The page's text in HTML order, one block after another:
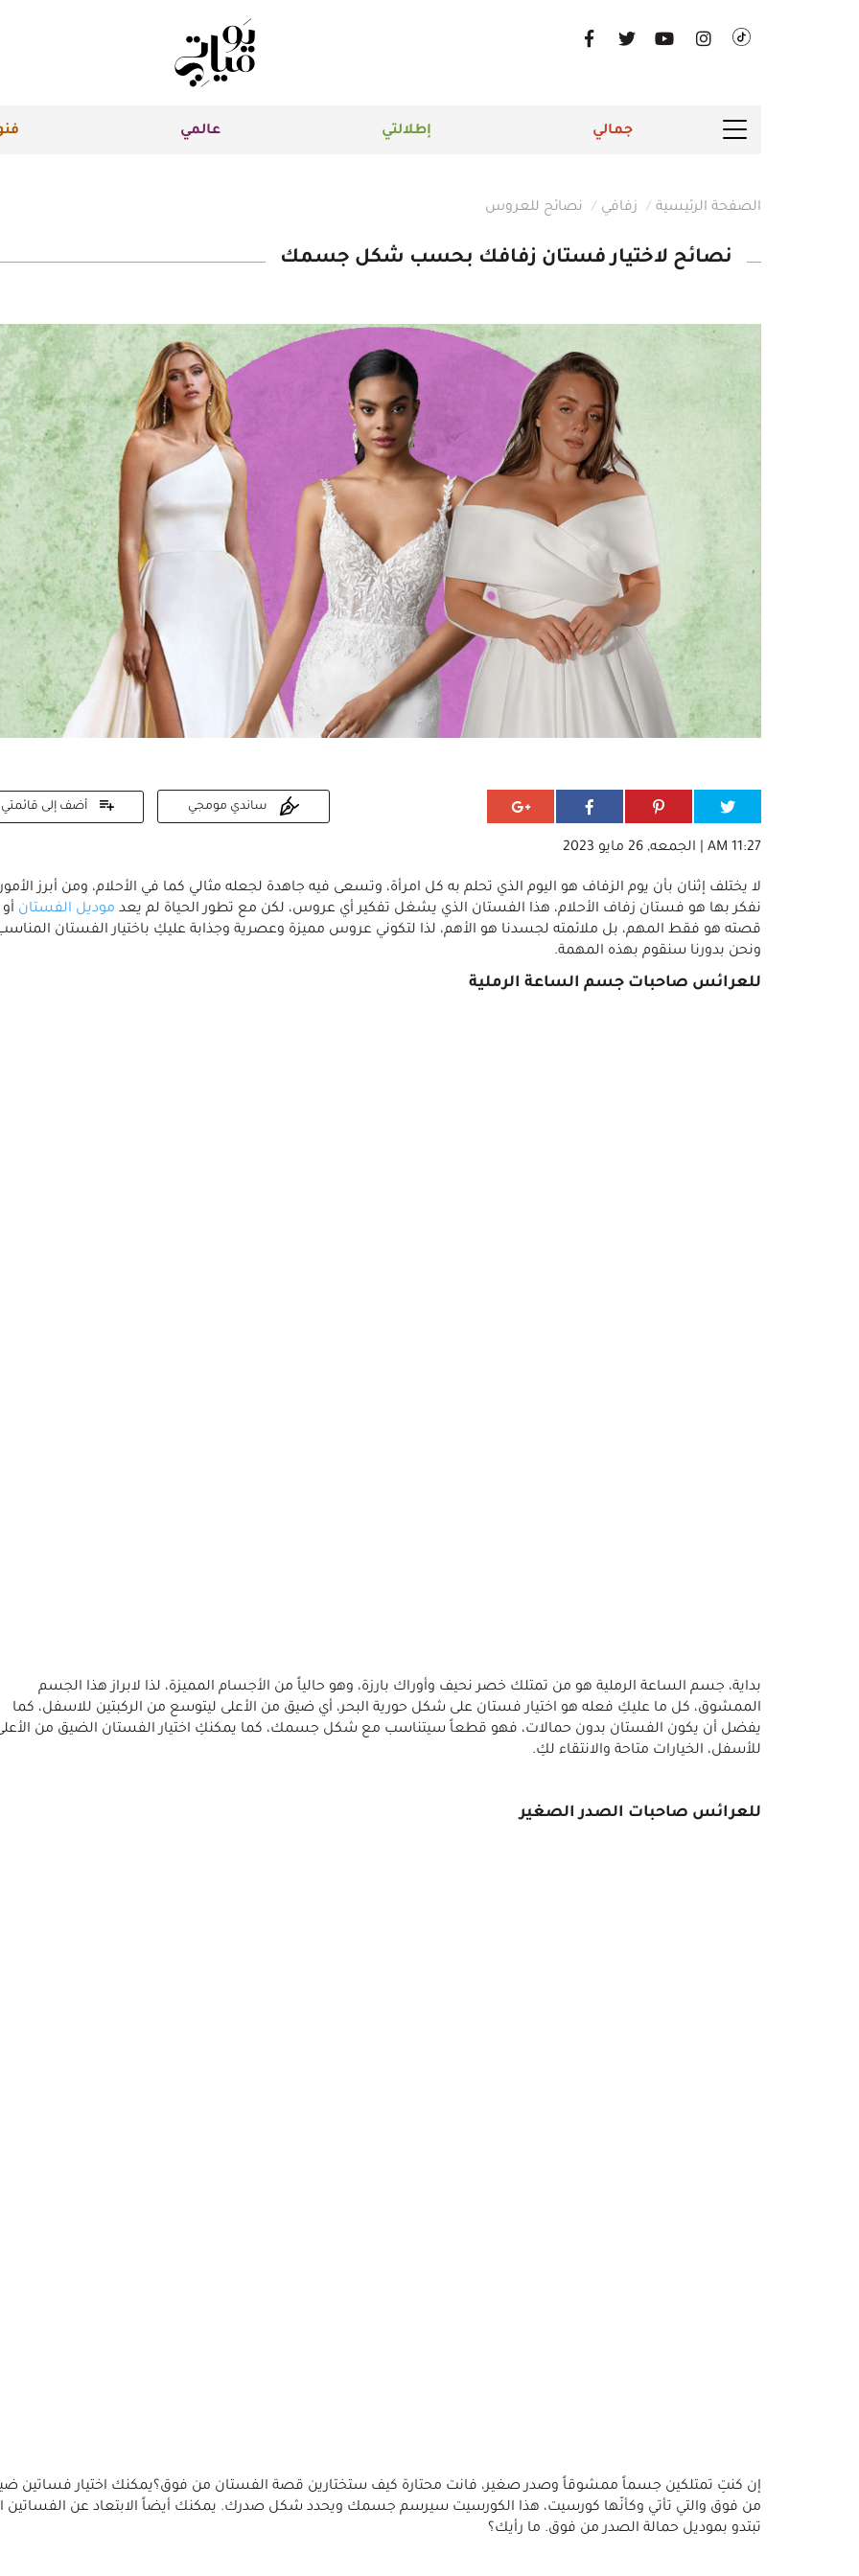
جمالي إطلالتي عالمي
الصفحة الرئيسية زفافي نصائح للعروس
نصائح لاختيار فستان زفافك بحسب شكل جسمك
ساندي مومجي أضف إلى قائمتي
11:27 AM | الجمعه, 26 مايو 2023
لا يختلف إثنان بأن يوم الزفاف هو اليوم الذي تحلم به كل امرأة، وتسعى فيه جاهدة لجعله مثالي كما في الأحلام، ومن أبرز الأمور
نفكر بها هو فستان زفاف الأحلام، هذا الفستان الذي يشغل تفكير أي عروس، لكن مع تطور الحياة لم يعد موديل الفستان أو
قصته هو فقط المهم، بل ملائمته لجسدنا هو الأهم، لذا لتكوني عروس مميزة وعصرية وجذابة عليكِ باختيار الفستان
ونحن بدورنا سنقوم بهذه المهمة.
للعرائس صاحبات جسم الساعة الرملية
بداية، جسم الساعة الرملية هو من تمتلك خصر نحيف وأوراك بارزة، وهو حالياً من الأجسام المميزة، لذا لابراز هذا الجسم
الممشوق، كل ما عليكِ فعله هو اختيار فستان على شكل حورية البحر، أي ضيق من الأعلى ليتوسع من الركبتين للاسفل، كما
يفضل أن يكون الفستان بدون حمالات، فهو قطعاً سيتناسب مع شكل جسمك، كما يمكنكِ اختيار الفستان الضيق من
للأسفل، الخيارات متاحة والانتقاء لكِ.
للعرائس صاحبات الصدر الصغير
إن كنتِ تمتلكين جسماً ممشوقاً وصدر صغير، فانت محتارة كيف ستختارين قصة الفستان من فوق؟يمكنك اختيار فساتين
من فوق والتي تأتي وكأنّها كورسيت، هذا الكورسيت سيرسم جسمك ويحدد شكل صدرك. يمكنك أيضاً الابتعاد عن الفساتين
تبتدو بموديل حمالة الصدر من فوق. ما رأيك؟